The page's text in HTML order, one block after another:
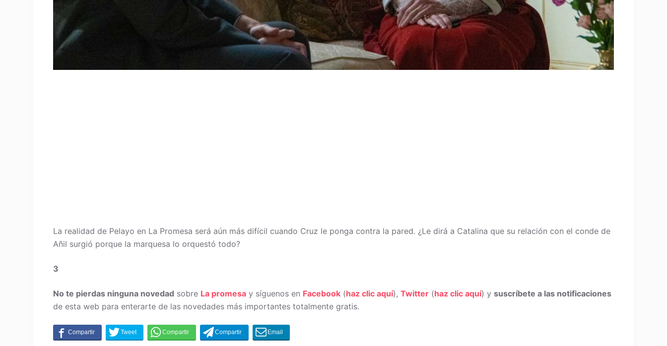
La realidad de Pelayo en La Promesa será aún más difícil cuando Cruz le ponga contra la pared. ¿Le dirá a Catalina que su relación con el conde de
Añil surgió porque la marquesa lo orquestó todo?
3
No te pierdas ninguna novedad sobre La promesa y síguenos en Facebook (haz clic aquí),Twitter (haz clic aquí) ysuscríbete a las notificaciones
de esta web para enterarte de las novedades más importantes totalmente gratis.